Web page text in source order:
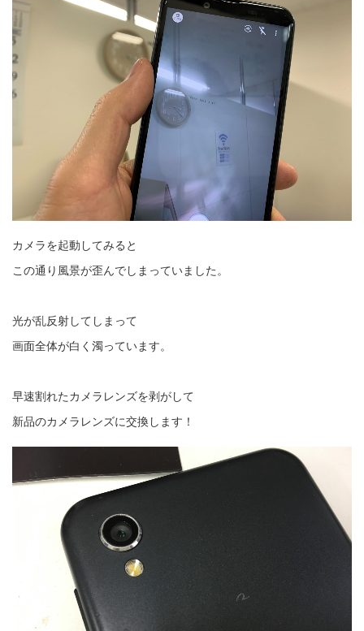
カメラを起動してみると
この通り風景が歪んでしまっていました。
光が乱反射してしまって
画面全体が白く濁っています。
早速割れたカメラレンズを剥がして
新品のカメラレンズに交換します！